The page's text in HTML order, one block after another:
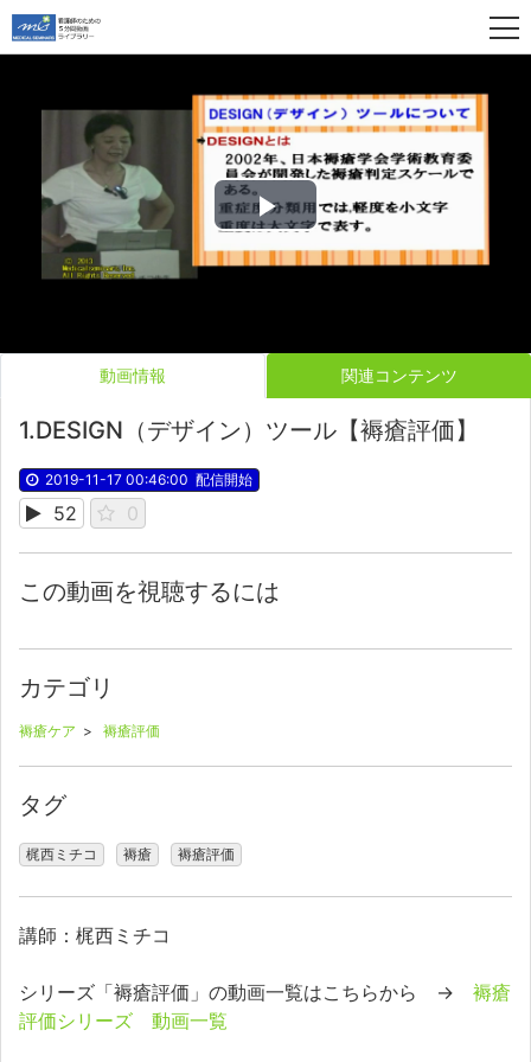
Play
動画情報 関連コンテンツ
1.DESIGN（デザイン）ツール【褥瘡評価】
2019-11-17 00:46:00 配信開始
52 0
この動画を視聴するには
カテゴリ
褥瘡ケア > 褥瘡評価
タグ
梶西ミチコ 褥瘡 褥瘡評価
講師：梶西ミチコ
シリーズ「褥瘡評価」の動画一覧はこちらから → 褥瘡
評価シリーズ 動画一覧